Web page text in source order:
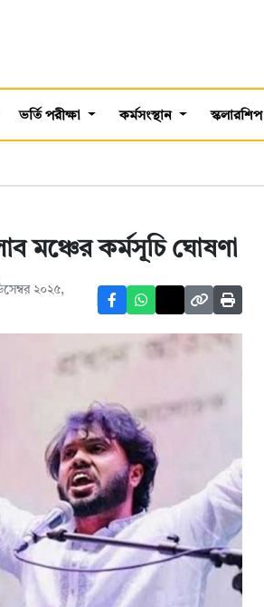
ভর্তি পরীক্ষা কর্মসংস্থান স্কলারশিপ
মঞ্চের কর্মসূচি ঘোষণা
২০২৫,